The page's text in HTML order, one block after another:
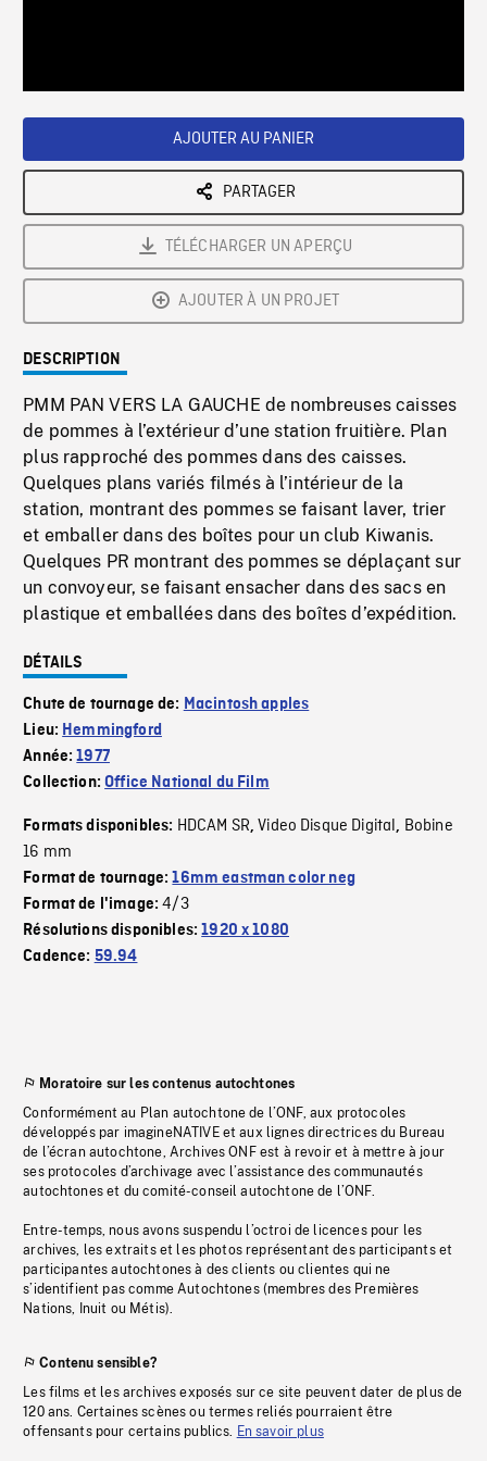
AJOUTER AU PANIER
PARTAGER
TÉLÉCHARGER UN APERÇU
AJOUTER À UN PROJET
DESCRIPTION
PMM PAN VERS LA GAUCHE de nombreuses caisses
de pommes à l’extérieur d’une station fruitière. Plan
plus rapproché des pommes dans des caisses.
Quelques plans variés filmés à l’intérieur de la
station, montrant des pommes se faisant laver, trier
et emballer dans des boîtes pour un club Kiwanis.
Quelques PR montrant des pommes se déplaçant sur
un convoyeur, se faisant ensacher dans des sacs en
plastique et emballées dans des boîtes d’expédition.
DÉTAILS
Chute de tournage de: Macintosh apples
Lieu: Hemmingford
Année:1977
Collection:Office National du Film
Formats disponibles: HDCAM SR,Video Disque Digital, Bobine
16 mm
Format de tournage:16mm eastman color neg
Format de l'image:4/3
Résolutions disponibles:1920 x 1080
Cadence: 59.94
Moratoire sur les contenus autochtones
Conformément au Plan autochtone de l’ONF, aux protocoles
développés par imagineNATIVE et aux lignes directrices du Bureau
de l’écran autochtone, Archives ONF est à revoir et à mettre à jour
ses protocoles d’archivage avec l’assistance des communautés
autochtones et du comité-conseil autochtone de l’ONF.
Entre-temps, nous avons suspendu l’octroi de licences pour les
archives, les extraits et les photos représentant des participants et
participantes autochtones à des clients ou clientes qui ne
s’identifient pas comme Autochtones (membres des Premières
Nations, Inuit ou Métis).
Contenu sensible?
Les films et les archives exposés sur ce site peuvent dater de plus de
120 ans. Certaines scènes ou termes reliés pourraient être
offensants pour certains publics. En savoir plus